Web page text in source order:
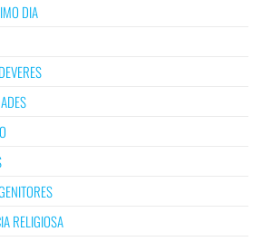
DIA
RELIGIOSA